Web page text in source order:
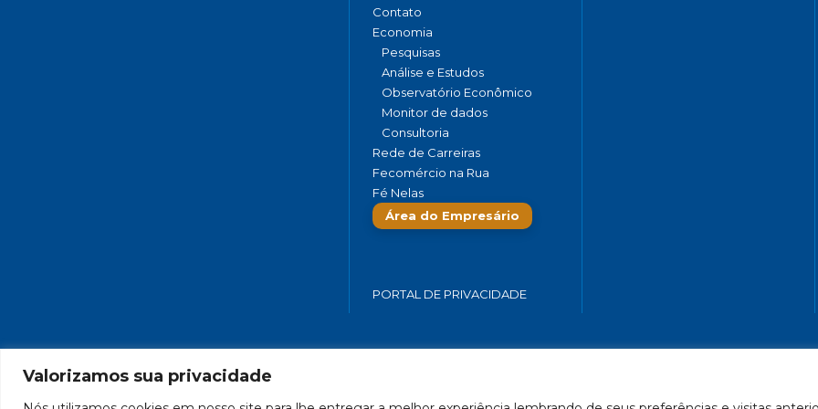
Valorizamos sua privacidade
Contato
Economia
Pesquisas
Análise e Estudos
Observatório Econômico
Monitor de dados
Consultoria
Rede de Carreiras
Fecomércio na Rua
Fé Nelas
Área do Empresário
PORTAL DE PRIVACIDADE
FEDERAÇÃO DO COMÉRCIO DE BENS, SERVIÇOS E TURISMO DO ESTADO DE MINAS GERAIS –